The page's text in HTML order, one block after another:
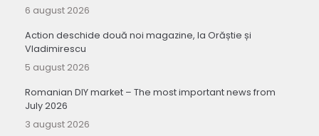
6 august 2026
Action deschide două noi magazine, la Orăștie și
Vladimirescu
5 august 2026
Romanian DIY market – The most important news from
July 2026
3 august 2026